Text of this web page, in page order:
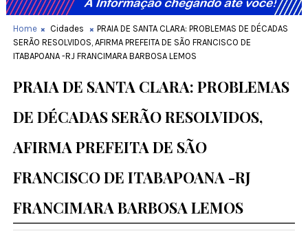
Home Cidades
PRAIA DE SANTA CLARA: PROBLEMAS DE DÉCADAS
SERÃO RESOLVIDOS, AFIRMA PREFEITA DE SÃO FRANCISCO DE
ITABAPOANA -RJ FRANCIMARA BARBOSA LEMOS
PRAIA DE SANTA CLARA: PROBLEMAS
DE DÉCADAS SERÃO RESOLVIDOS,
AFIRMA PREFEITA DE SÃO
FRANCISCO DE ITABAPOANA -RJ
FRANCIMARA BARBOSA LEMOS